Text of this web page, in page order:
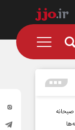
صبحانه چی درست کنم؟ معرفی ۳۰ صبحانه